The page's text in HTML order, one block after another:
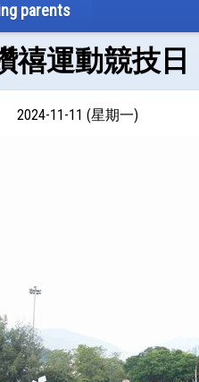
parents
禧運動競技日
2024-11-11 (星期一)